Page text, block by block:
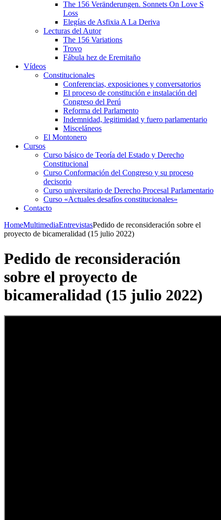
The 156 Veränderungen. Sonnets On Love S
Loss
Elegías de Asfixia A La Deriva
Lecturas del Autor
The 156 Variations
Trovo
Fábula hez de Eremitaño
Vídeos
Constitucionales
Conferencias, exposiciones y conversatorios
El proceso de constitución e instalación del
Congreso del Perú
Reforma del Parlamento
Indemnidad, legitimidad y fuero parlamentario
Misceláneos
El Montonero
Cursos
Curso básico de Teoría del Estado y Derecho
Constitucional
Curso Conformación del Congreso y su proceso
decisorio
Curso universitario de Derecho Procesal Parlamentario
Curso «Actuales desafíos constitucionales»
Contacto
HomeMultimediaEntrevistasPedido de reconsideración sobre el
proyecto de bicameralidad (15 julio 2022)
Pedido de reconsideración
sobre el proyecto de
bicameralidad (15 julio 2022)